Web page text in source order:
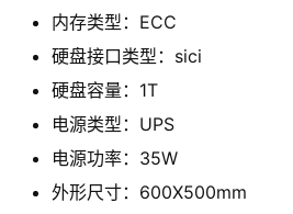
内存类型： ECC
硬盘接口类型： sici
硬盘容量： 1T
电源类型： UPS
电源功率： 35W
外形尺寸： 600X500mm